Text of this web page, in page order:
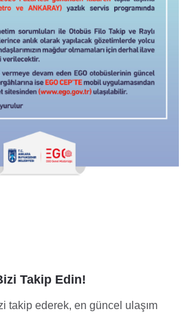
Takip Edin!
takip ederek, en güncel ulaşım